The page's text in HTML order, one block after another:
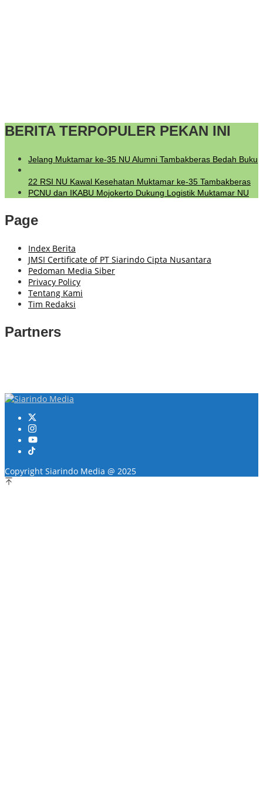
BERITA TERPOPULER PEKAN INI
Jelang Muktamar ke-35 NU Alumni Tambakberas Bedah Buku
22 RSI NU Kawal Kesehatan Muktamar ke-35 Tambakberas
PCNU dan IKABU Mojokerto Dukung Logistik Muktamar NU
Page
Index Berita
JMSI Certificate of PT Siarindo Cipta Nusantara
Pedoman Media Siber
Privacy Policy
Tentang Kami
Tim Redaksi
Partners
Copyright Siarindo Media @ 2025